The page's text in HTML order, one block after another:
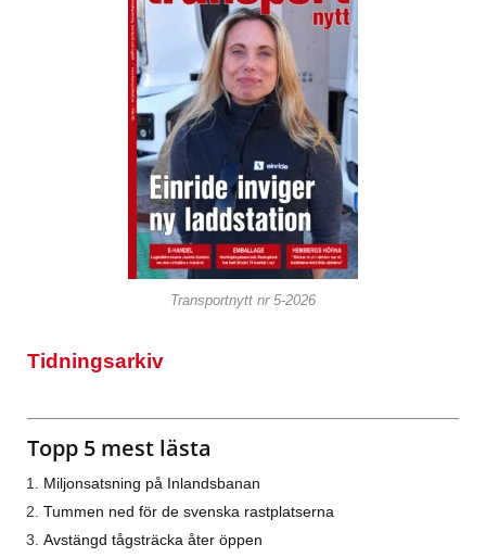
Transportnytt nr 5-2026
Tidningsarkiv
Topp 5 mest lästa
Miljonsatsning på Inlandsbanan
Tummen ned för de svenska rastplatserna
Avstängd tågsträcka åter öppen